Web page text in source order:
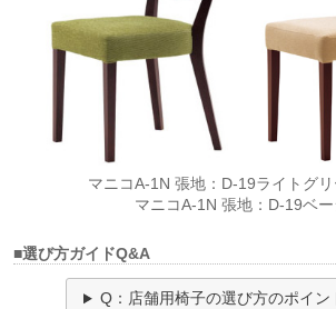
マニコA-1N 張地：D-19ライトグ
マニコA-1N 張地：D-19ベー
■選び方ガイドQ&A
Q：店舗用椅子の選び方のポイン